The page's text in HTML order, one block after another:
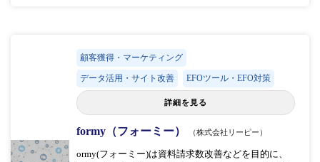
顧客獲得・マーケティング
データ活用・サイト改善 EFOツール・EFO対策
詳細を見る
formy（フォーミー） （株式会社リーピー）
ormy(フォーミー)は資料請求数改善などを目的に、